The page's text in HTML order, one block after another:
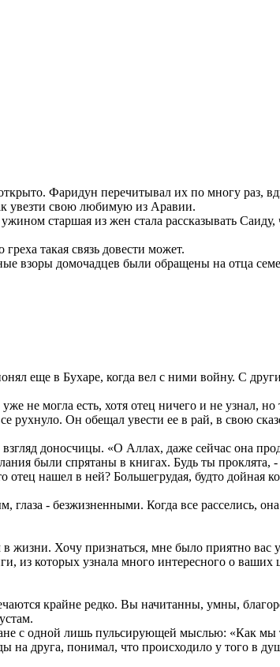
Фаридун перечитывал их по многу раз,
увезти свою любимую из Аравии.
старшая из жен стала рассказывать
такая связь довести может.
взоры домочадцев были обращены на отца
еще в Бухаре, когда вел с ними войну. С
могла есть, хотя отец ничего и не узнал, но
Он обещал увести ее в рай, в свою
доносчицы. «О Аллах, даже сейчас она
были спрятаны в книгах. Будь ты
отец нашел в ней? Большегрудая, будто дойная
- безжизненными. Когда все расселись, она
жизни. Хочу признаться, мне было приятно вас
из которых узнала много интересного о ваших
крайне редко. Вы начитанны, умны,
с одной лишь пульсирующей мыслью: «Как
на друга, понимал, что происходило у того в